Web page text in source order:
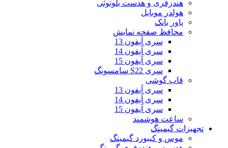
هندزفری و هدست بلوتوثی
هولدر موبایل
پاور بانک
محافظ صفحه نمایش
سری آیفون 13
سری آیفون 14
سری آیفون 15
سری S22 سامسونگ
قاب گوشی
سری آیفون 13
سری آیفون 14
سری آیفون 15
ساعت هوشمند
تجهیزات گیمینگ
موس و کیبورد گیمینگ